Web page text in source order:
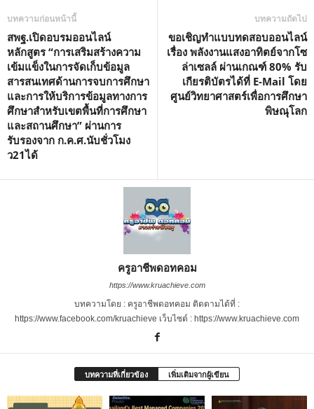
บทความก่อนหน้านี้
สพฐ.เปิดอบรมออนไลน์
หลักสูตร “การเสริมสร้างความ
เข้มแข็งในการจัดเก็บข้อมูล
สารสนเทศด้านการจบการศึกษา
และการให้บริการข้อมูลทางการ
ศึกษาสำหรับเขตพื้นที่การศึกษา
และสถานศึกษา” ผ่านการ
รับรองจาก ก.ค.ศ.นับชั่วโมง
ว21ได้
บทความถัดไป
ขอเชิญทำแบบทดสอบออนไลน์
เรื่อง พลังงานแสงอาทิตย์จากโซ
ล่าเซลล์ ผ่านเกณฑ์ 80% รับ
เกียรติบัตรได้ที่ E-Mail โดย
ศูนย์วิทยาศาสตร์เพื่อการศึกษา
พิษณุโลก
ครูอาชีพดอทคอม
https://www.kruachieve.com
บทความโดย : ครูอาชีพดอทคอม ติดตามได้ที่ :
https://www.facebook.com/kruachieve เว็บไซต์ : https://www.kruachieve.com
บทความที่เกี่ยวข้อง เพิ่มเติมจากผู้เขียน